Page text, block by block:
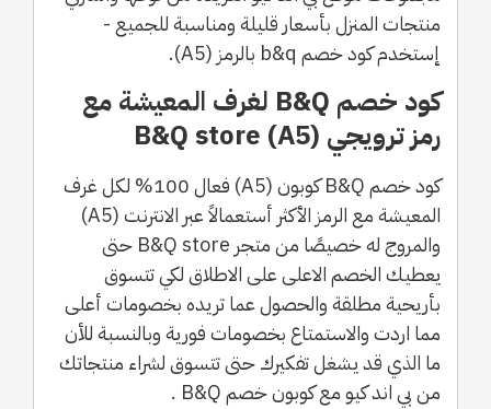
منتجات المنزل بأسعار قليلة ومناسبة للجميع -
إستخدم كود خصم b&q بالرمز (A5).
كود خصم B&Q لغرف المعيشة مع
رمز ترويجي (A5) B&Q store
كود خصم B&Q كوبون (A5) فعال 100% لكل غرف
المعيشة مع الرمز الأكثر أستعمالاً عبر الانترنت (A5)
والمروج له خصيصًا من متجر B&Q store حتى
يعطيك الخصم الاعلى على الاطلاق لكي تتسوق
بأريحية مطلقة والحصول عما تريده بخصومات أعلى
مما اردت والاستمتاع بخصومات فورية وبالنسبة للأن
ما الذي قد يشغل تفكيرك حتى تتسوق لشراء منتجاتك
من بي اند كيو مع كوبون خصم B&Q .